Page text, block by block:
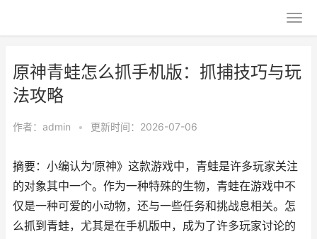
原神青蛙怎么抓手机版：抓捕技巧与玩
法攻略
作者： admin • 更新时间：2026-07-06
摘要：小编认为‘原神》这款游戏中，青蛙是许多玩家关注
的对象其中一个。作为一种特殊的生物，青蛙在游戏中不
仅是一种可爱的小动物，还与一些任务和挑战息相关。怎
么抓到青蛙，尤其是在手机版中，成为了许多玩家讨论的